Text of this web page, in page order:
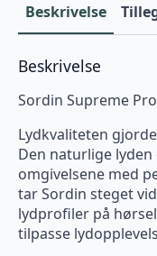
Beskrivelse
Beskrivelse
Sordin Supreme
Lydkvaliteten
Den naturlige
omgivelsene med
tar Sordin steget
lydprofiler på
tilpasse